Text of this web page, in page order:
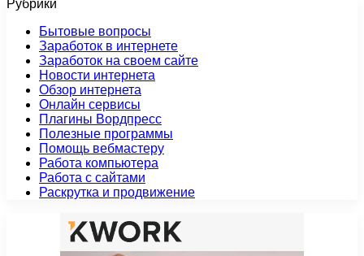
Рубрики
Бытовые вопросы
Заработок в интернете
Заработок на своем сайте
Новости интернета
Обзор интернета
Онлайн сервисы
Плагины Вордпресс
Полезные программы
Помощь вебмастеру
Работа компьютера
Работа с сайтами
Раскрутка и продвижение